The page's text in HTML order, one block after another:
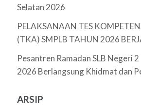
Selatan 2026
PELAKSANAAN TES
(TKA) SMPLB TAHUN 2026
Pesantren Ramadan SLB Negeri
2026 Berlangsung Khidmat dan
ARSIP